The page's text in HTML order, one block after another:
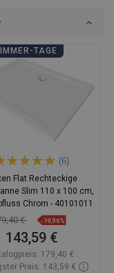
TAGE
(6)
Flat Rechteckige
Slim 110 x 100 cm,
Chrom - 40101011
€ -19,96%
143,59 €
179,40 €
Preis: 143,59 €